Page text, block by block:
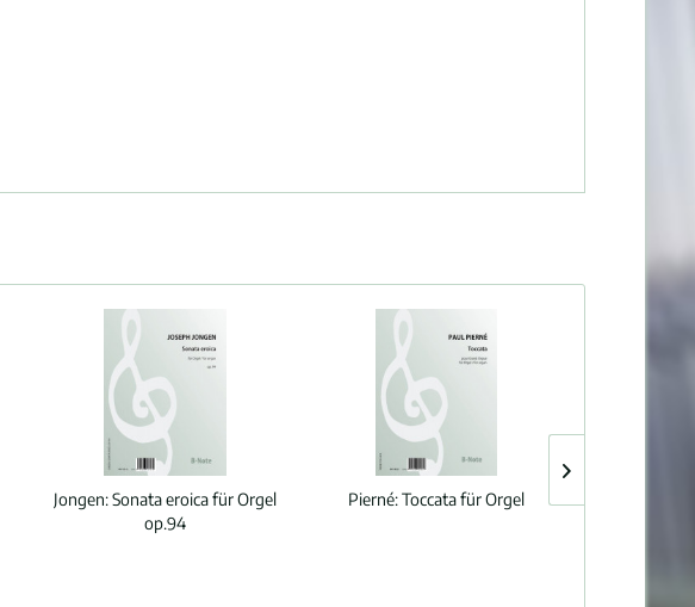
Jongen:Sonata eroica für Orgel
op.94
Pierné:Toccata für Orgel